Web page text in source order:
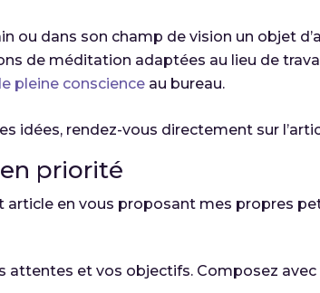
ou dans son champ de vision un objet
de méditation adaptées au lieu de
pleine conscience au bureau.
idées, rendez-vous directement sur
priorité
article en vous proposant mes propres
attentes et vos objectifs. Composez